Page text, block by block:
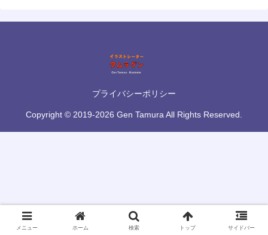
プライバシーポリシー
Copyright © 2019-2026 Gen Tamura All Rights Reserved.
メニュー ホーム 検索 トップ サイドバー